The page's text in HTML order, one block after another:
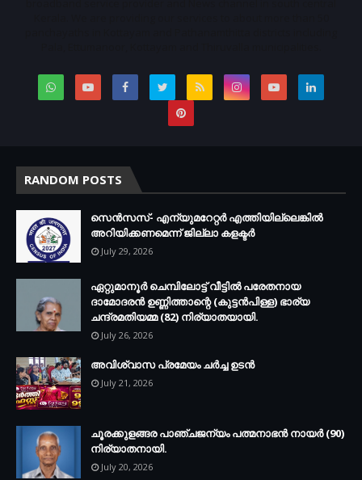
RANDOM POSTS
സെന്‍സസ്- എന്യുമറേറ്റര്‍ എത്തിയില്ലെങ്കില്‍
അറിയിക്കണമെന്ന് ജില്ലാ കളക്ടര്‍
July 29, 2026
ഏറ്റുമാനൂര്‍ ചെമ്പിലോട്ട് വീട്ടില്‍ പരേതനായ
ദാമോദരന്‍ ഉണ്ണിത്താന്റെ (കുട്ടന്‍പിള്ള) ഭാര്യ
ചന്ദ്രമതിയമ്മ (82) നിര്യാതയായി.
July 26, 2026
അവിശ്വാസ പ്രമേയം ചര്‍ച്ച ഉടന്‍
July 21, 2026
ചൂരക്കുളങ്ങര പാഞ്ചജന്യം പത്മനാഭന്‍ നായര്‍ (90)
നിര്യാതനായി.
July 20, 2026